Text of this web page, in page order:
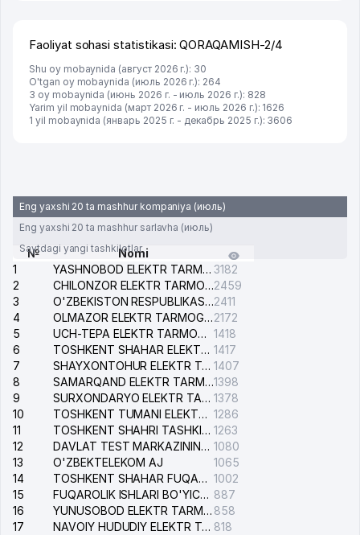
Faoliyat sohasi statistikasi: QORAQAMISH-2/4
Shu oy mobaynida (август 2026 г.): 30
O'tgan oy mobaynida (июль 2026 г.): 264
3 oy mobaynida (июнь 2026 г. - июль 2026 г.): 828
Yarim yil mobaynida (март 2026 г. - июль 2026 г.): 1626
1 yil mobaynida (январь 2025 г. - декабрь 2025 г.): 3606
Eng yaxshi 20 ta mashhur kompaniya (июль)
Eng yaxshi 20 ta mashhur sarlavha (июль)
Saytdagi yangi tashkilotlar
№
Nomi
1
YASHNOBOD ELEKTR TARMOG'I NOSOZLIKLARI XIZMATI 3182
2
CHILONZOR ELEKTR TARMOG'I NOSOZLIK XIZMATI2459
3
O'ZBEKISTON RESPUBLIKASI BOSH PROKURATURASI ISHONCH TELEFONI2411
4
OLMAZOR ELEKTR TARMOG'I NOSOZLIKLARI XIZMATI2172
5
UCH-TEPA ELEKTR TARMOG'I NOSOZLIKLARI XIZMATI 1418
6
TOSHKENT SHAHAR ELEKTR TARMOQLARI KORXONASI AJ 1417
7
SHAYXONTOHUR ELEKTR TARMOG'I NOSOZLIKLARINI TUZATISH XIZMATI 1407
8
SAMARQAND ELEKTR TARMOQLARI AJ1398
9
SURXONDARYO ELEKTR TARMOQLARI AJ 1378
10
TOSHKENT TUMANI ELEKTR TARMOG'I AVARIYA XIZMATI 1286
11
TOSHKENT SHAHRI TASHKILOT TELEFONLARI HAQIDA MA'LUMOT BYUROSI 1263
12
DAVLAT TEST MARKAZINING ISHONCH TELEFONLARI 1080
13
O'ZBEKTELEKOM AJ
1065
14
TOSHKENT SHAHAR FUQAROLIK ISHLARI BO'YICHA SUDI 1002
15
FUQAROLIK ISHLARI BO'YICHA YAKKASAROY TUMANLARARO SUDI 887
16
YUNUSOBOD ELEKTR TARMOG'I NOSOZLIKLARI XIZMATI 858
17
NAVOIY HUDUDIY ELEKTR TARMOQLARI KORXONASI AJ 818